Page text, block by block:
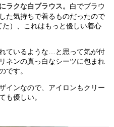
ラクな白ブラウス。 白でブラウ
た気持ちで着るものだったので
）、これはもっと優しい着心
ているような…と思って気が付
ネンの真っ白なシーツに包まれ
です。
インなので、アイロンもクリー
も優しい。